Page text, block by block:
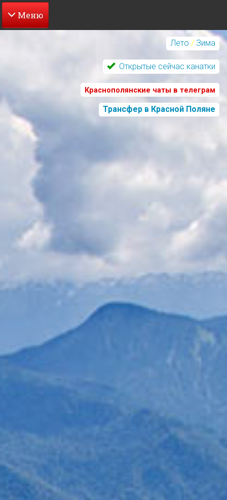
Перейти
Лето / Зима
Открытые сейчас канатки
Краснополянские чаты в телеграм
Трансфер в Красной Поляне